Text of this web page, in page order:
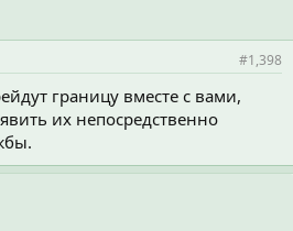
#1,398
границу вместе с вами,
их непосредственно